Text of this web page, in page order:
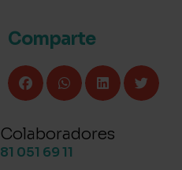
Comparte
Colaboradores
81 051 69 11